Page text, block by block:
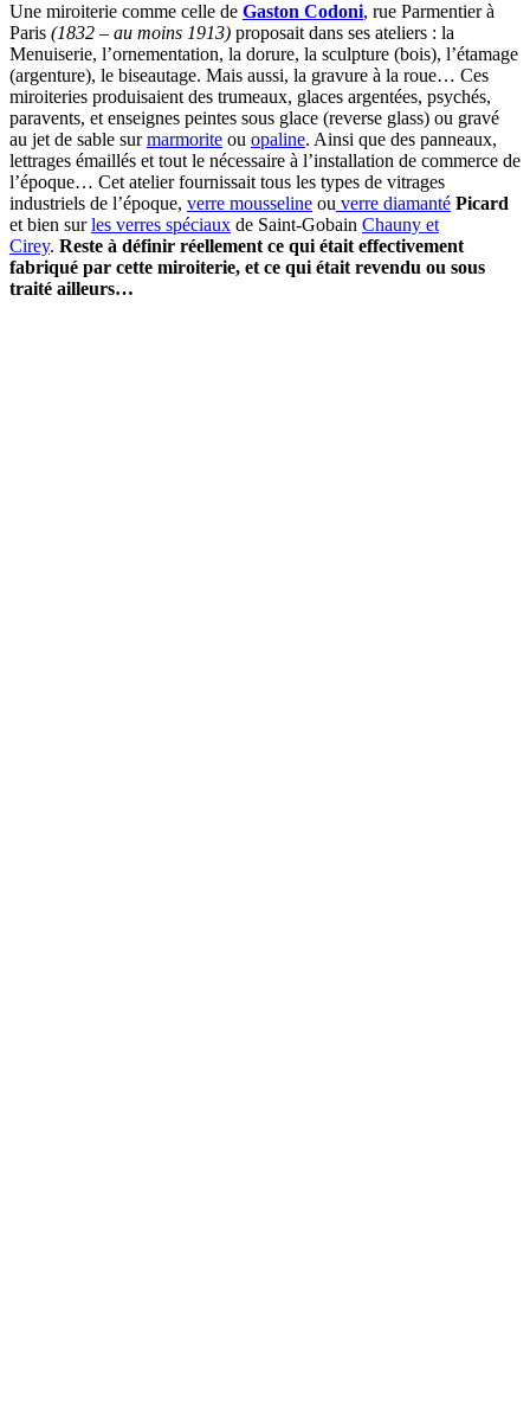
Une miroiterie comme celle de Gaston Codoni, rue Parmentier à
Paris (1832 – au moins 1913) proposait dans ses ateliers : la
Menuiserie, l’ornementation, la dorure, la sculpture (bois), l’étamage
(argenture), le biseautage. Mais aussi, la gravure à la roue… Ces
miroiteries produisaient des trumeaux, glaces argentées, psychés,
paravents, et enseignes peintes sous glace (reverse glass) ou gravé
au jet de sable surmarmorite ou opaline. Ainsi que des panneaux,
lettrages émaillés et tout le nécessaire à l’installation de commerce de
l’époque… Cet atelier fournissait tous les types de vitrages
industriels de l’époque, verre mousseline ou verre diamanté Picard
et bien surles verres spéciaux de Saint-Gobain Chauny et
Cirey. Reste à définir réellement ce qui était effectivement
fabriqué par cette miroiterie, et ce qui était revendu ou sous
traité ailleurs…